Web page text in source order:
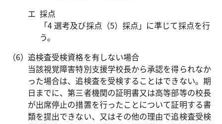
採点
「4 選考及び採点（5）採点」に準じて採点を行
う。
追検査受検資格を有しない場合
当該視覚障害特別支援学校長から承認を得られなか
った場合は、追検査を受検することはできない。期
日までに、第三者機関の証明書又は高等部等の校長
が出席停止の措置を行ったことについて証明する書
類を提出できない、又はその他の理由で追検査受検